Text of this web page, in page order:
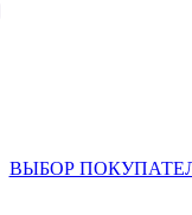
ВЫБОР